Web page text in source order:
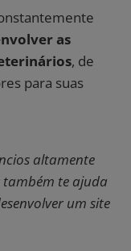
as
, de
para suas
altamente
também te ajuda
um site